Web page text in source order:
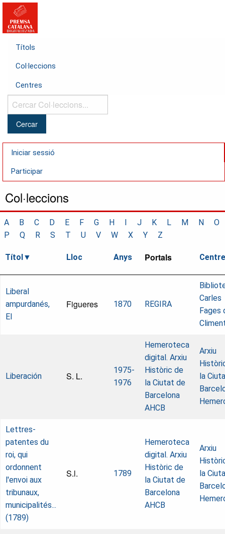
Títols
Col·leccions
Centres
Cercar
Col·leccions...
Iniciar sessió
Participar
Col·leccions
A B C D E F G H I J K L M N
O
P
Q R S T U V W X Y Z
Títol Lloc Anys Portals Centre
Liberal
ampurdanés,
El
Figueres 1870 REGIRA
Carles
Fages
Liberación S. L.
1975-
1976
Hemeroteca
digital. Arxiu
Històric de
la Ciutat de
Barcelona
AHCB
Arxiu
la
Lettres-
patentes du
roi, qui
ordonnent
l'envoi aux
tribunaux,
municipalités...
(1789)
S.l. 1789
Hemeroteca
digital. Arxiu
Històric de
la Ciutat de
Barcelona
AHCB
Arxiu
la